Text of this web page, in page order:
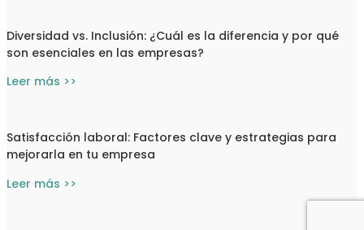
Diversidad vs. Inclusión: ¿Cuál es la diferencia y por qué
son esenciales en las empresas?
Leer más >>
Satisfacción laboral: Factores clave y estrategias para
mejorarla en tu empresa
Leer más >>